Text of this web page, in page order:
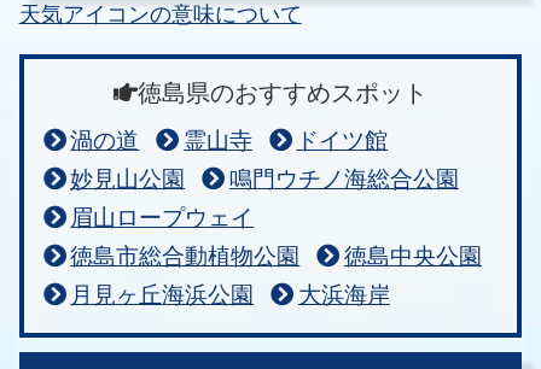
天気アイコンの意味について
徳島県のおすすめスポット
渦の道 霊山寺
ドイツ館
妙見山公園
鳴門ウチノ海総合公園
眉山ロープウェイ
徳島市総合動植物公園
徳島中央公園
月見ヶ丘海浜公園
大浜海岸